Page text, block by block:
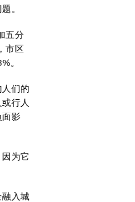
。
五分
市区
。
们的
行人
影
为它
入城